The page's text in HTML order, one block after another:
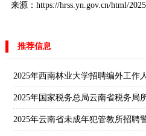
来源：https://hrss.yn.gov.cn/html/
推荐信息
2025年西南林业大学招聘编外工作
2025年云南省未成年犯管教所招聘